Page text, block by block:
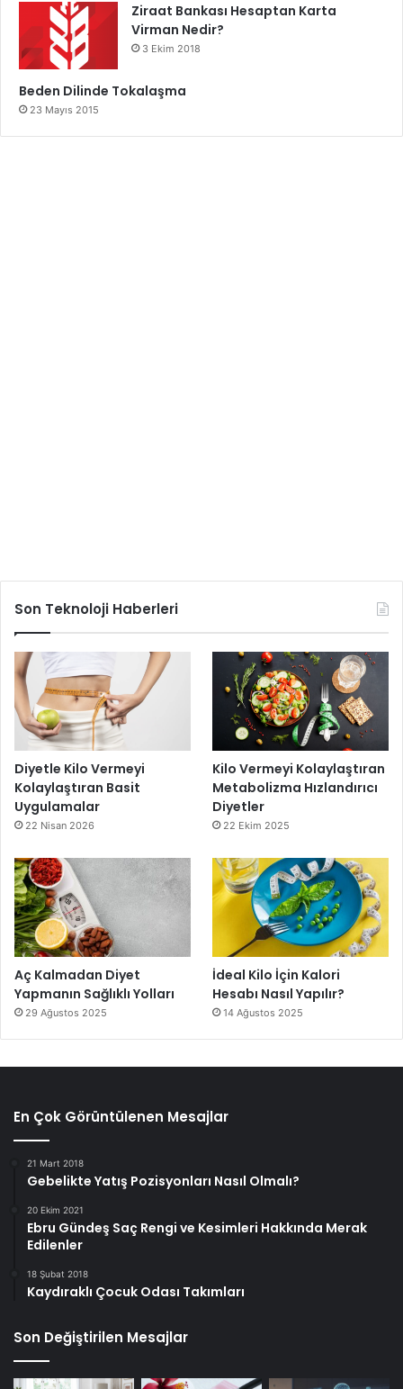
Ziraat Bankası Hesaptan Karta
Virman Nedir?
3 Ekim 2018
Beden Dilinde Tokalaşma
23 Mayıs 2015
Son Teknoloji Haberleri
Diyetle Kilo Vermeyi
Kolaylaştıran Basit
Uygulamalar
22 Nisan 2026
Kilo Vermeyi Kolaylaştıran
Metabolizma Hızlandırıcı
Diyetler
22 Ekim 2025
Aç Kalmadan Diyet
Yapmanın Sağlıklı Yolları
29 Ağustos 2025
İdeal Kilo İçin Kalori
Hesabı Nasıl Yapılır?
14 Ağustos 2025
En Çok Görüntülenen Mesajlar
21 Mart 2018
Gebelikte Yatış Pozisyonları Nasıl Olmalı?
20 Ekim 2021
Ebru Gündeş Saç Rengi ve Kesimleri Hakkında Merak
Edilenler
18 Şubat 2018
Kaydıraklı Çocuk Odası Takımları
Son Değiştirilen Mesajlar